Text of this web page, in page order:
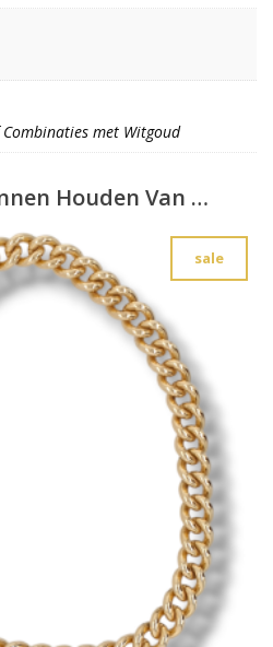
met Witgoud
Houden Van …
sale